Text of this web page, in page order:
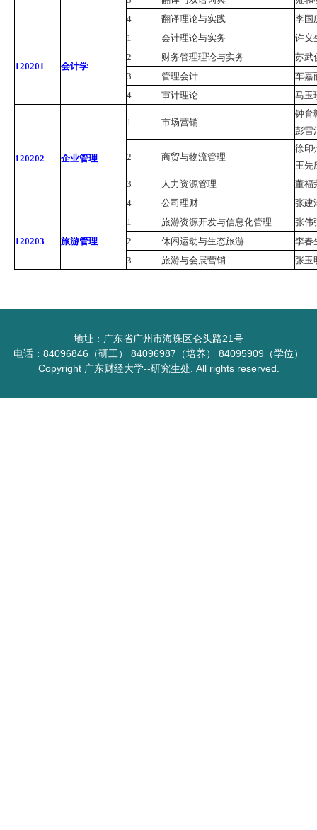
4
翻译理论与实践 李国
120201 会计学
1 会计理论与实务
许义
2
财务管理理论与实务
苏武
3
管理会计
车嘉
4
审计理论 马玉
120202 企业管理
1 市场营销
钟育
彭雷
2 商贸与物流管理
徐印
王先
3
人力资源管理
董福
4
公司理财 张建
120203 旅游管理
1 旅游资源开发与信息化管理
张伟
2
休闲运动与生态旅游
李春
3
旅游与会展营销 张玉
地址：广东省广州市海珠区仑头路21号
电话：84096846（研工） 84096987（培养） 84095909（学位）
Copyright 广东财经大学--研究生处. All rights reserved.